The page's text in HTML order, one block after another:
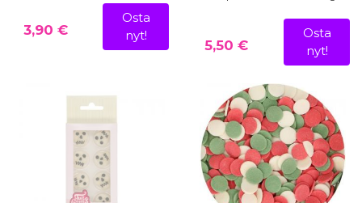
3,90 €
Osta
nyt!
5,50 €
Osta
nyt!